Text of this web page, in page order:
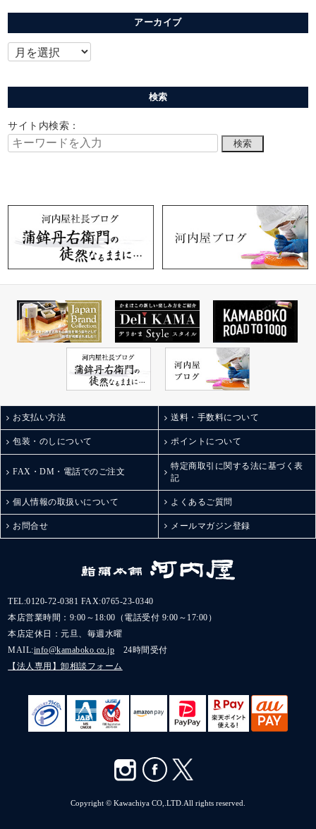
アーカイブ
検索
サイト内検索：
お支払い方法 送料・手数料について
包装・のしについて ポイントについて
FAX・DM・電話でのご注文
特定商取引に関する法に基づく表
記
個人情報の取扱いについて よくあるご質問
お問合せ メールマガジン登録
TEL:0120-72-0381
FAX:0765-23-0340
本店営業時間：9:00～18:00（電話受付 9:00～17:00）
本店定休日：元旦、毎週水曜
MAIL:info@kamaboko.co.jp 24時間受付
【法人専用】卸相談フォーム
Copyright © Kawachiya CO,.LTD.All rights reserved.